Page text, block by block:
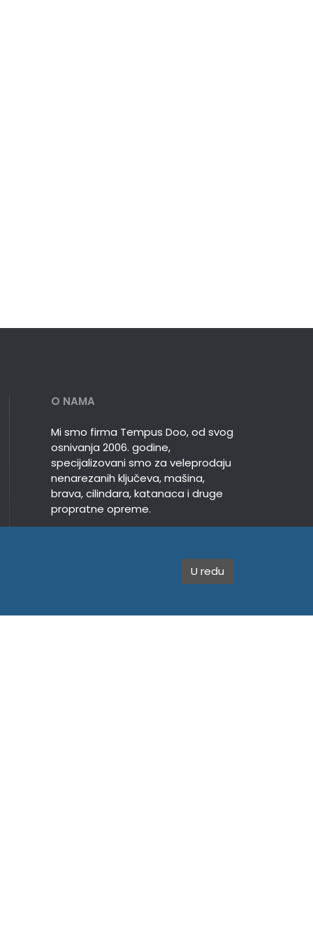
O NAMA
Mi smo firma Tempus Doo, od svog
osnivanja 2006. godine,
specijalizovani smo za veleprodaju
nenarezanih ključeva, mašina,
brava, cilindara, katanaca i druge
propratne opreme.
U redu